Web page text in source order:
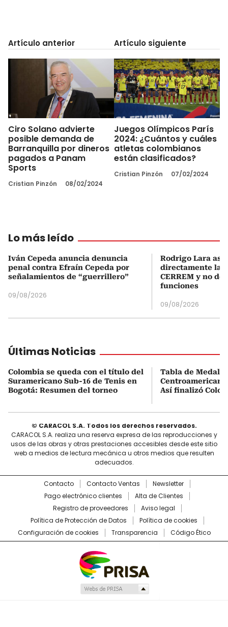
Artículo anterior
Ciro Solano advierte
posible demanda de
Barranquilla por dineros
pagados a Panam
Sports
Cristian Pinzón 08/02/2024
Artículo siguiente
Juegos Olímpicos París
2024: ¿Cuántos y cuáles
atletas colombianos
están clasificados?
Cristian Pinzón 07/02/2024
Lo más leído
Iván Cepeda anuncia denuncia
penal contra Efraín Cepeda por
señalamientos de “guerrillero”
09/08/2026
Rodrigo Lara
directamente la
CERREM y no
funciones
09/08/2026
Últimas Noticias
Colombia se queda con el título del
Suramericano Sub-16 de Tenis en
Bogotá: Resumen del torneo
Tabla de
Así finalizó
© CARACOL S.A. Todos los derechos reservados.
CARACOL S.A. realiza una reserva expresa de las reproducciones y
usos de las obras y otras prestaciones accesibles desde este sitio
web a medios de lectura mecánica u otros medios que resulten
adecuados.
Contacto Contacto Ventas
Newsletter
Pago electrónico clientes
Alta de Clientes
Registro de proveedores
Aviso legal
Política de Protección de Datos
Política de cookies
Configuración de cookies
Transparencia Código Ético